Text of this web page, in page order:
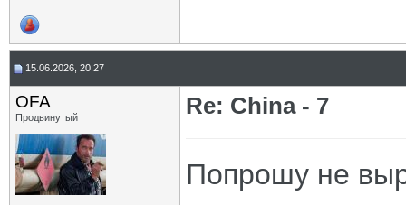
15.06.2026, 20:27
OFA
Продвинутый Re: China - 7
Попрошу не